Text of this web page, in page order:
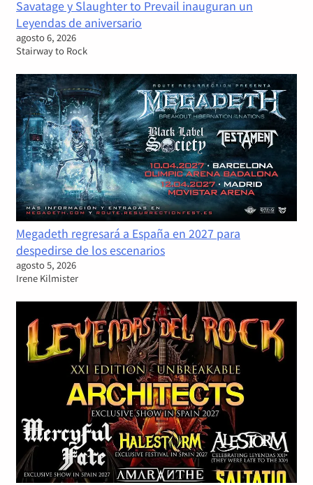
Savatage y Slaughter to Prevail inauguran un
Leyendas de aniversario
agosto 6, 2026
Stairway to Rock
Megadeth regresará a España en 2027 para
despedirse de los escenarios
agosto 5, 2026
Irene Kilmister